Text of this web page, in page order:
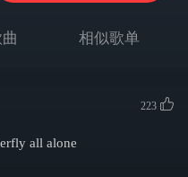
席之地吧
去
head held high
相似歌单
223
all alone